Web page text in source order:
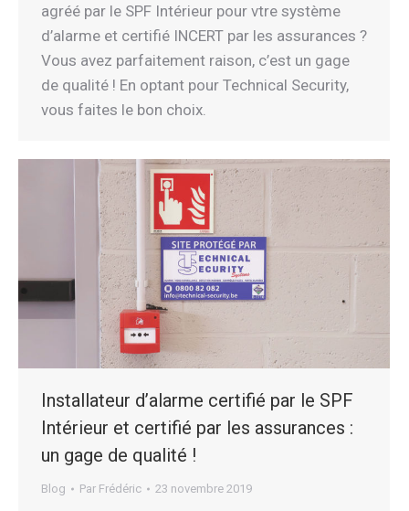
agréé par le SPF Intérieur pour vtre système
d’alarme et certifié INCERT par les assurances ?
Vous avez parfaitement raison, c’est un gage
de qualité ! En optant pour Technical Security,
vous faites le bon choix.
Installateur d’alarme certifié par le SPF
Intérieur et certifié par les assurances :
un gage de qualité !
Blog Par Frédéric 23 novembre 2019